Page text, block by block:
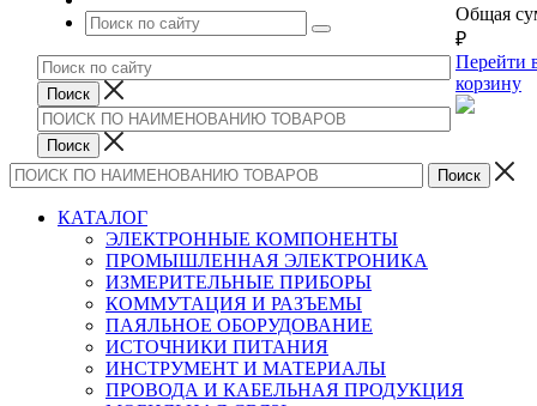
Общая
₽
Перейти
корзину
КАТАЛОГ
ЭЛЕКТРОННЫЕ КОМПОНЕНТЫ
ПРОМЫШЛЕННАЯ ЭЛЕКТРОНИКА
ИЗМЕРИТЕЛЬНЫЕ ПРИБОРЫ
КОММУТАЦИЯ И РАЗЪЕМЫ
ПАЯЛЬНОЕ ОБОРУДОВАНИЕ
ИСТОЧНИКИ ПИТАНИЯ
ИНСТРУМЕНТ И МАТЕРИАЛЫ
ПРОВОДА И КАБЕЛЬНАЯ ПРОДУКЦИЯ